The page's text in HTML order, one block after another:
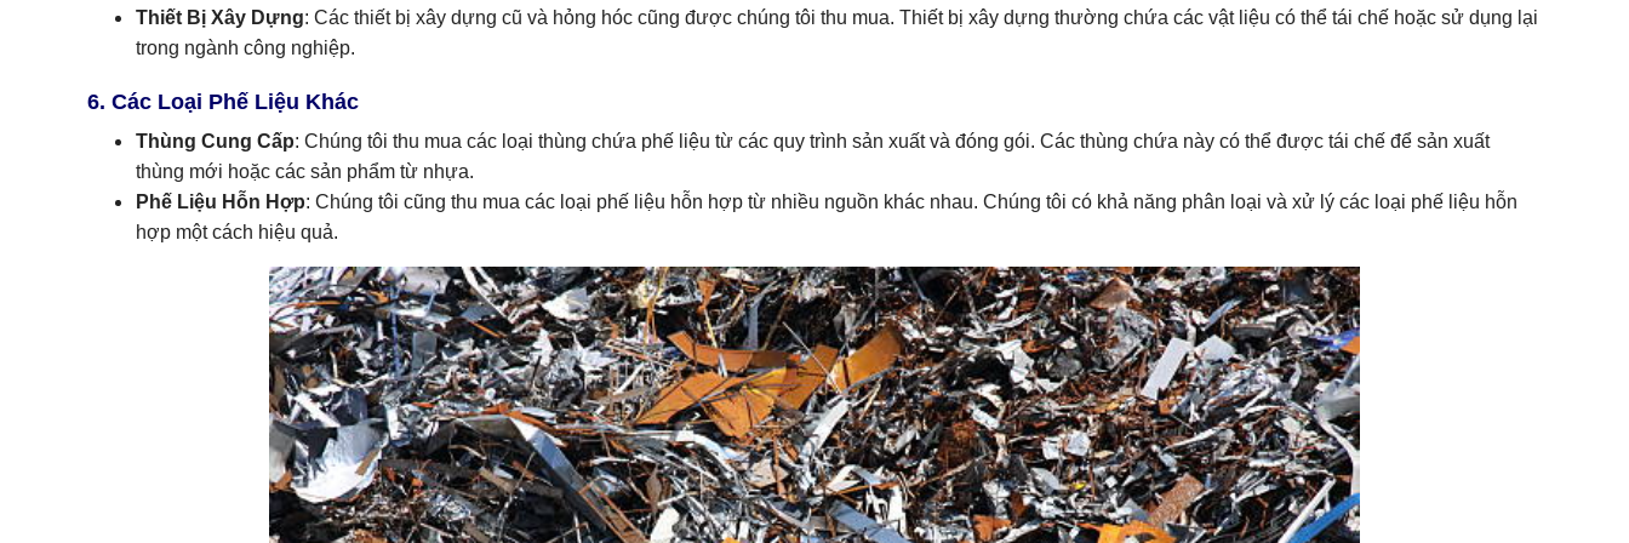
Thiết Bị Xây Dựng: Các thiết bị xây dựng cũ và hỏng hóc cũng được chúng tôi thu mua. Thiết bị xây dựng thường chứa các vật liệu có thể tái chế hoặc sử dụng lại
trong ngành công nghiệp.
6. Các Loại Phế Liệu Khác
Thùng Cung Cấp: Chúng tôi thu mua các loại thùng chứa phế liệu từ các quy trình sản xuất và đóng gói. Các thùng chứa này có thể được tái chế để sản xuất
thùng mới hoặc các sản phẩm từ nhựa.
Phế Liệu Hỗn Hợp: Chúng tôi cũng thu mua các loại phế liệu hỗn hợp từ nhiều nguồn khác nhau. Chúng tôi có khả năng phân loại và xử lý các loại phế liệu hỗn
hợp một cách hiệu quả.